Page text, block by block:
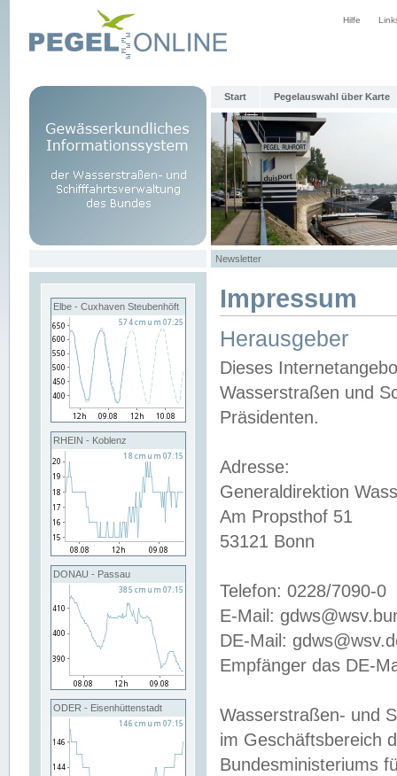
Hilfe
Start Pegelauswahl über Karte
Newsletter
Elbe - Cuxhaven Steubenhöft
RHEIN - Koblenz
DONAU - Passau
ODER - Eisenhüttenstadt
Impressum
Herausgeber
Dieses
Wasserstraßen und
Präsidenten.
Adresse:
Generaldirektion
Am Propsthof 51
53121 Bonn
Telefon: 0228/7090-0
E-Mail:
DE-Mail:
Empfänger das DE-
Wasserstraßen- und
im Geschäftsbereich
Bundesministeriums